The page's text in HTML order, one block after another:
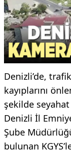
Denizli’de,
kayıplarını
şekilde
Denizli İl
Şube
bulunan